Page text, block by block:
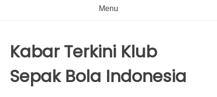
Menu
Kabar Terkini Klub
Sepak Bola Indonesia